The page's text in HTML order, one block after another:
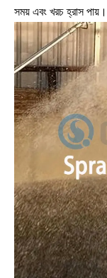
সময় এবং খরচ হ্রাস পায়।